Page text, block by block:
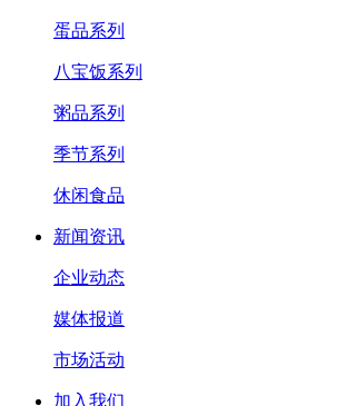
蛋品系列
八宝饭系列
粥品系列
季节系列
休闲食品
新闻资讯
企业动态
媒体报道
市场活动
加入我们